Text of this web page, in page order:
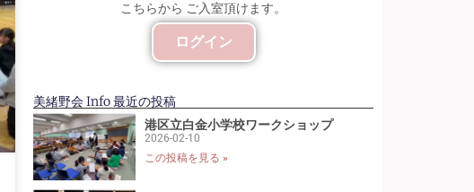
こちらから ご入室頂けます。
ログイン
美緒野会 Info 最近の投稿
港区立白金小学校ワークショップ
2026-02-10
この投稿を見る »